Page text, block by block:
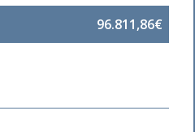
96.811,86€